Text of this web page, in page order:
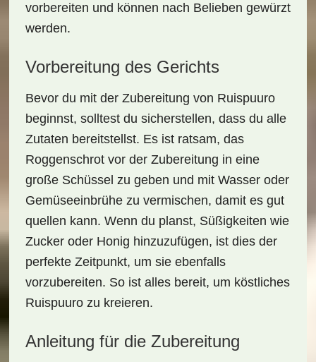
vorbereiten und können nach Belieben gewürzt
werden.
Vorbereitung des Gerichts
Bevor du mit der Zubereitung von Ruispuuro
beginnst, solltest du sicherstellen, dass du alle
Zutaten bereitstellst. Es ist ratsam, das
Roggenschrot vor der Zubereitung in eine
große Schüssel zu geben und mit Wasseroder
Gemüseeinbrühezu vermischen, damit es gut
quellen kann. Wenn du planst, Süßigkeiten wie
Zuckeroder Honig hinzuzufügen, ist dies der
perfekte Zeitpunkt, um sie ebenfalls
vorzubereiten. So ist alles bereit, um köstliches
Ruispuurozu kreieren.
Anleitung für die Zubereitung